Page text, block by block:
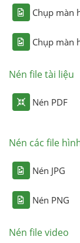
Chụp màn
Chụp màn
Nén file tài liệu
Nén PDF
Nén các file
Nén JPG
Nén PNG
Nén file video